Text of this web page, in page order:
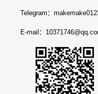
Telegram：
E-mail：